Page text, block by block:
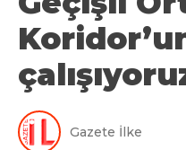
Gazete İlke